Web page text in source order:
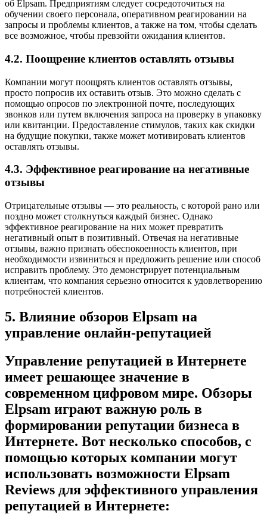
об Elpsam. Предприятиям следует сосредоточиться на
обучении своего персонала, оперативном реагировании на
запросы и проблемы клиентов, а также на том, чтобы сделать
все возможное, чтобы превзойти ожидания клиентов.
4.2. Поощрение клиентов оставлять отзывы
Компании могут поощрять клиентов оставлять отзывы,
просто попросив их оставить отзыв. Это можно сделать с
помощью опросов по электронной почте, последующих
звонков или путем включения запроса на проверку в упаковку
или квитанции. Предоставление стимулов, таких как скидки
на будущие покупки, также может мотивировать клиентов
оставлять отзывы.
4.3. Эффективное реагирование на негативные
отзывы
Отрицательные отзывы — это реальность, с которой рано или
поздно может столкнуться каждый бизнес. Однако
эффективное реагирование на них может превратить
негативный опыт в позитивный. Отвечая на негативные
отзывы, важно признать обеспокоенность клиентов, при
необходимости извиниться и предложить решение или способ
исправить проблему. Это демонстрирует потенциальным
клиентам, что компания серьезно относится к удовлетворению
потребностей клиентов.
5. Влияние обзоров Elpsam на
управление онлайн-репутацией
Управление репутацией в Интернете
имеет решающее значение в
современном цифровом мире. Обзоры
Elpsam играют важную роль в
формировании репутации бизнеса в
Интернете. Вот несколько способов, с
помощью которых компании могут
использовать возможности Elpsam
Reviews для эффективного управления
репутацией в Интернете: